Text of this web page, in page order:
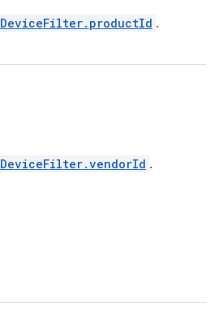
DeviceFilter.productId .
DeviceFilter.vendorId .